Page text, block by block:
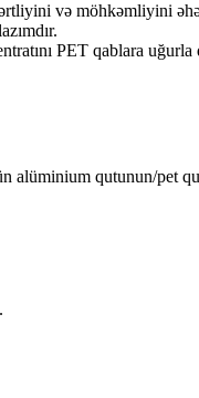
və möhkəmliyini
PET qablara uğurla
alüminium qutunun/pet